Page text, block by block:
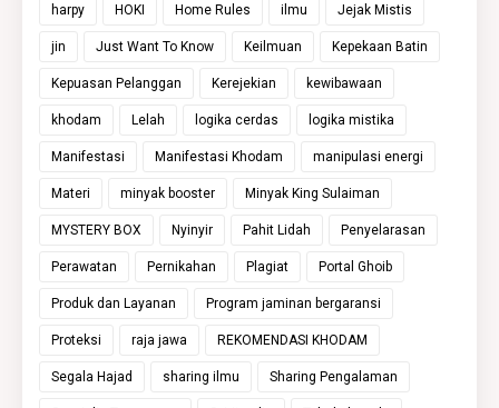
harpy HOKI Home Rules ilmu Jejak Mistis
jin Just Want To Know Keilmuan Kepekaan Batin
Kepuasan Pelanggan Kerejekian kewibawaan
khodam Lelah logika cerdas logika mistika
Manifestasi Manifestasi Khodam manipulasi energi
Materi minyak booster Minyak King Sulaiman
MYSTERY BOX Nyinyir Pahit Lidah Penyelarasan
Perawatan Pernikahan Plagiat Portal Ghoib
Produk dan Layanan Program jaminan bergaransi
Proteksi raja jawa REKOMENDASI KHODAM
Segala Hajad sharing ilmu Sharing Pengalaman